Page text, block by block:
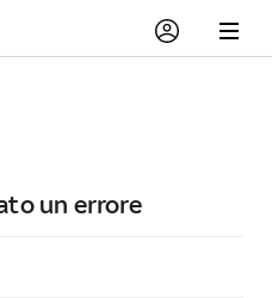
un errore